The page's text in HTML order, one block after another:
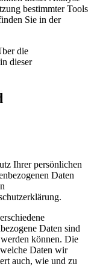
bestimmter Tools
Sie in der
die
dieser
Ihrer persönlichen
Daten
Daten sind
können. Die
Daten wir
auch, wie und zu